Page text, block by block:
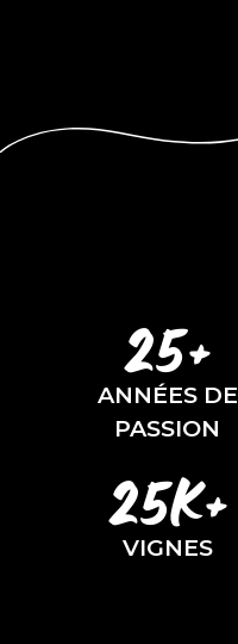
25+
ANNÉES DE
PASSION
25K+
VIGNES